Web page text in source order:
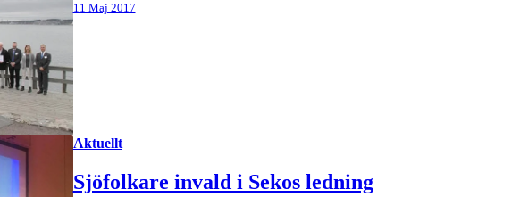
11 Maj 2017
Aktuellt
Sjöfolkare invald i Sekos ledning